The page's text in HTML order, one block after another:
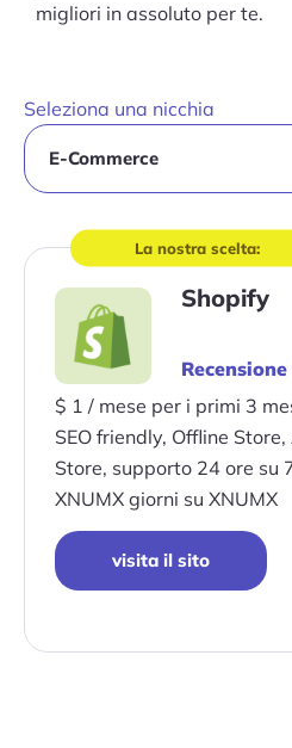
migliori in assoluto per te.
Seleziona una nicchia
visita
La nostra scelta:
Shopify
$ 1 / mese per i primi 3
SEO friendly, Offline
Store, supporto 24 ore su
XNUMX giorni su XNUMX
visita il sito